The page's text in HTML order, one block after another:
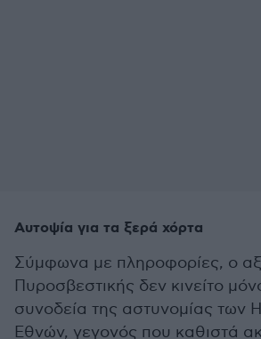
Αυτοψία για τα ξερά χόρτα
Σύμφωνα με πληροφορίες, ο
Πυροσβεστικής δεν κινείτο
συνοδεία της αστυνομίας των
Εθνών, γεγονός που καθιστά